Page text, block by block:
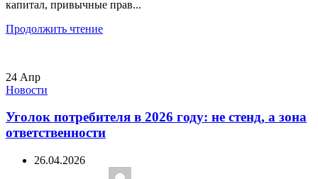
капитал, привычные прав...
Продолжить чтение
24 Апр
Новости
Уголок потребителя в 2026 году: не стенд, а зона
ответственности
26.04.2026